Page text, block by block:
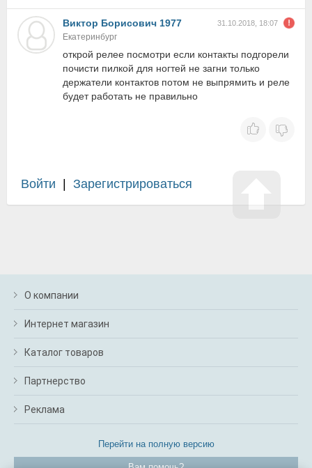
Виктор Борисович 1977 31.10.2018, 18:07
Екатеринбург
открой релее посмотри если контакты подгорели
почисти пилкой для ногтей не загни только
держатели контактов потом не выпрямить и реле
будет работать не правильно
Войти Зарегистрироваться
О компании
Интернет магазин
Каталог товаров
Партнерство
Реклама
Перейти на полную версию